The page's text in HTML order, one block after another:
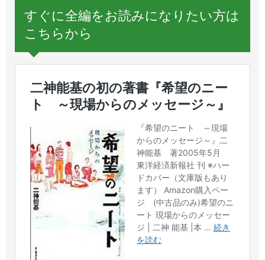
すぐに全編をお読みになりたい方は
こちらから